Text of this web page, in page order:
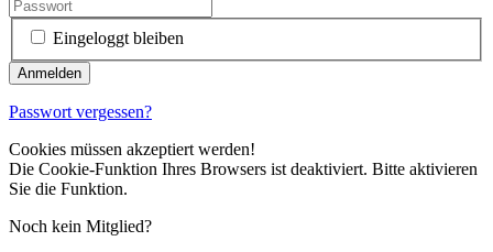
Eingeloggt bleiben
Passwort vergessen?
Cookies müssen akzeptiert werden!
Die Cookie-Funktion Ihres Browsers ist deaktiviert. Bitte aktivieren
Sie die Funktion.
Noch kein Mitglied?